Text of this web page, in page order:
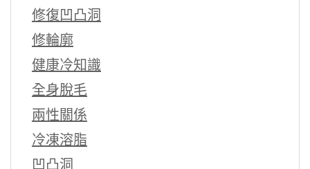
修復凹凸洞
修輪廓
健康冷知識
全身脫毛
兩性關係
冷凍溶脂
凹凸洞